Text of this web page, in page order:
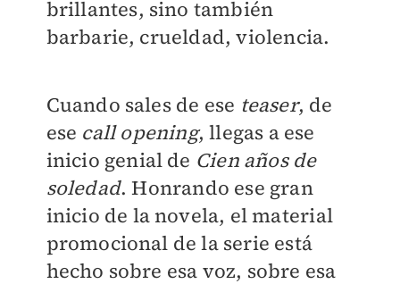
brillantes, sino también
barbarie, crueldad, violencia.
Cuando sales de ese teaser, de
ese call opening, llegas a ese
inicio genial de Cien años de
soledad. Honrando ese gran
inicio de la novela, el material
promocional de la serie está
hecho sobre esa voz, sobre esa